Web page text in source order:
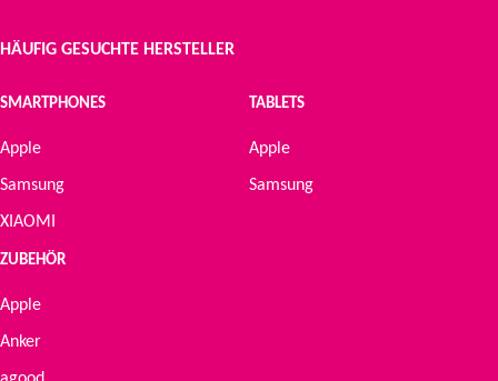
HÄUFIG GESUCHTE HERSTELLER
SMARTPHONES
Apple
Samsung
XIAOMI
TABLETS
Apple
Samsung
ZUBEHÖR
Apple
Anker